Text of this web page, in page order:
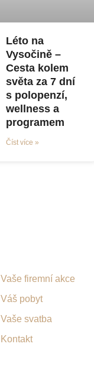
Léto na
Vysočině –
Cesta kolem
světa za 7 dní
s polopenzí,
wellness a
programem
Číst více »
Vaše firemní akce
Váš pobyt
Vaše svatba
Kontakt